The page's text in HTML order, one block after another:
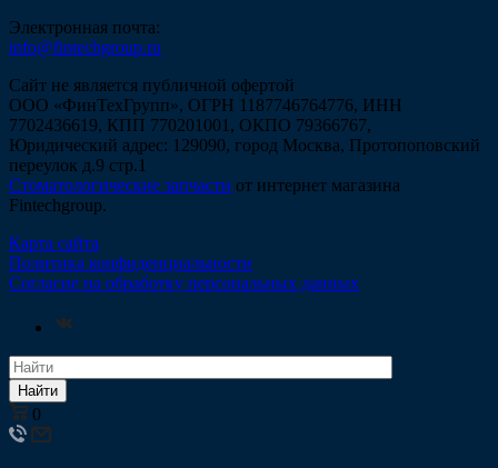
Электронная почта:
info@fintechgroup.ru
Сайт не является публичной офертой
ООО «ФинТехГрупп», ОГРН 1187746764776, ИНН
7702436619, КПП 770201001, ОКПО 79366767,
Юридический адрес: 129090, город Москва, Протопоповский
переулок д.9 стр.1
Стоматологические запчасти от интернет магазина
Fintechgroup.
Карта сайта
Политика конфиденциальности
Согласие на обработку персональных данных
Найти
0